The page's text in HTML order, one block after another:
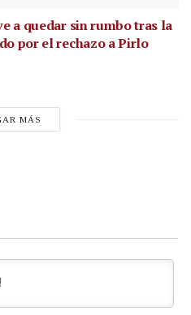
a quedar sin rumbo tras la
por el rechazo a Pirlo
MÁS